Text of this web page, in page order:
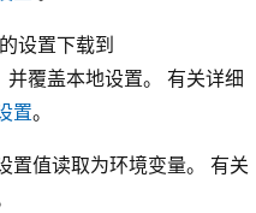
设置下载到
覆盖本地设置。 有关详细
置。
置值读取为环境变量。 有关